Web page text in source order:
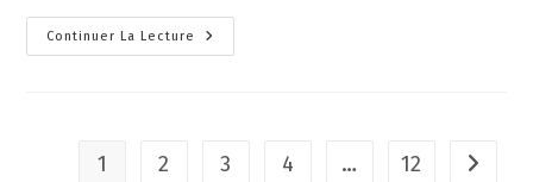
Continuer La Lecture
1 2 3 4 … 12